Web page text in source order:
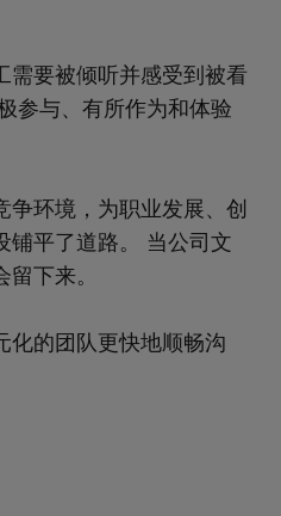
需要被倾听并感受到被看
参与、有所作为和体验
环境，为职业发展、创
铺平了道路。 当公司文
下来。
化的团队更快地顺畅沟